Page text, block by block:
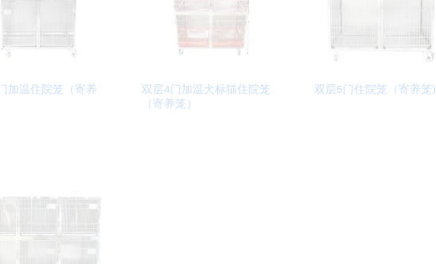
加温住院笼（寄养
双层4门加温犬标猫住院笼
（寄养笼）
双层5门住院笼（寄养笼)